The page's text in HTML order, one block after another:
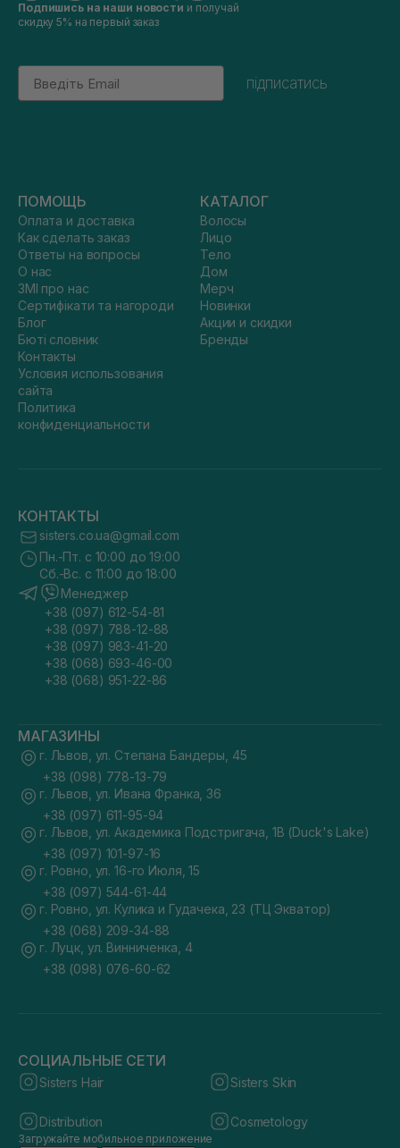
Подпишись на наши новости и получай
скидку 5% на первый заказ
Email
підписатись
ПОМОЩЬ
Оплата и доставка
Как сделать заказ
Ответы на вопросы
О нас
ЗМІ про нас
Сертифікати та нагороди
Блог
Бюті словник
Контакты
Условия использования
сайта
Политика
конфиденциальности
КАТАЛОГ
Волосы
Лицо
Тело
Дом
Мерч
Новинки
Акции и скидки
Бренды
КОНТАКТЫ
sisters.co.ua@gmail.com
Пн.-Пт. с 10:00 до 19:00
Сб.-Вс. с 11:00 до 18:00
Менеджер
+38 (097) 612-54-81
+38 (097) 788-12-88
+38 (097) 983-41-20
+38 (068) 693-46-00
+38 (068) 951-22-86
МАГАЗИНЫ
г. Львов, ул. Степана Бандеры, 45
+38 (098) 778-13-79
г. Львов, ул. Ивана Франка, 36
+38 (097) 611-95-94
г. Львов, ул. Академика Подстригача, 1В (Duck's Lake)
+38 (097) 101-97-16
г. Ровно, ул. 16-го Июля, 15
+38 (097) 544-61-44
г. Ровно, ул. Кулика и Гудачека, 23 (ТЦ Экватор)
+38 (068) 209-34-88
г. Луцк, ул. Винниченка, 4
+38 (098) 076-60-62
СОЦИАЛЬНЫЕ СЕТИ
Sisters Hair Sisters Skin
Distribution Cosmetology
Загружайте мобильное приложение